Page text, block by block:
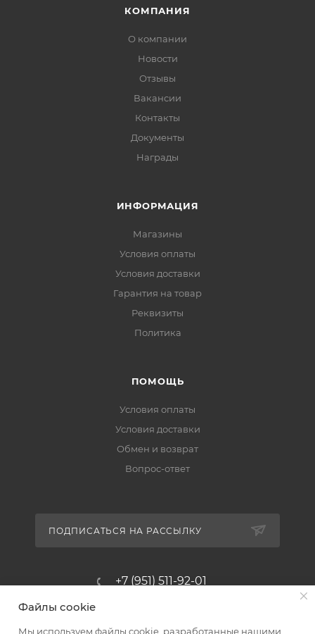
КОМПАНИЯ
О компании
Новости
Отзывы
Вакансии
Контакты
Документы
Награды
ИНФОРМАЦИЯ
Магазины
Условия оплаты
Условия доставки
Гарантия на товар
Реквизиты
Политика
ПОМОЩЬ
Условия оплаты
Условия доставки
Обмен и возврат
Вопрос-ответ
ПОДПИСАТЬСЯ НА РАССЫЛКУ
+7 (951) 511-92-01
Файлы cookie
Мы используем файлы cookie, разработанные нашими